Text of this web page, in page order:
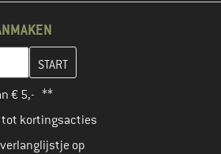
en maak in de volgende stap je
€ 5,- **
tot kortingsacties
op